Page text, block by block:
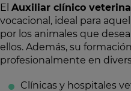
El Auxiliar clínico
vocacional, ideal para
por los animales que
ellos. Además, su
profesionalmente en
Clínicas y hospitales